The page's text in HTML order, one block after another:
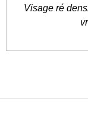
Visage ré